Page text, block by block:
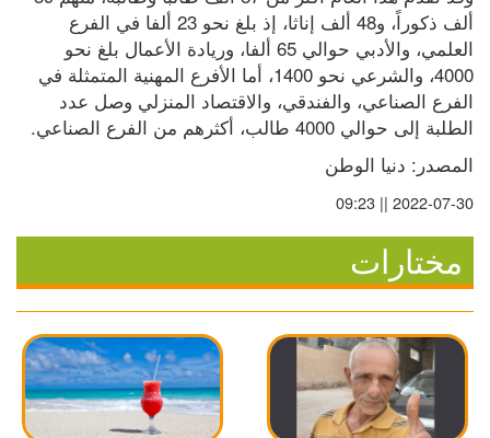
الطلبة إلى حوالي 4000 طالب، أكثرهم من الفرع الصناعي.
المصدر: دنيا الوطن
2022-07-30 || 09:23
مختارات